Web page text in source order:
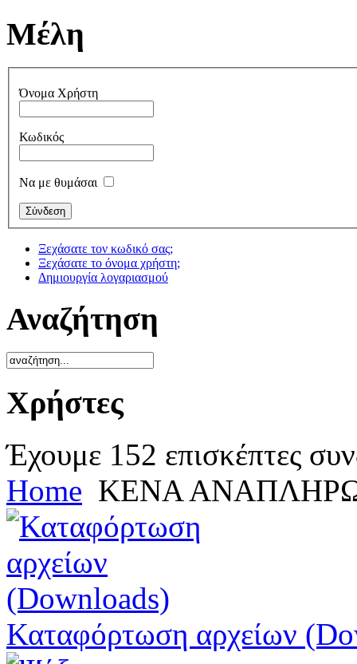
Μέλη
Όνομα Χρήστη
Κωδικός
Να με θυμάσαι
Ξεχάσατε τον κωδικό σας;
Ξεχάσατε το όνομα χρήστη;
Δημιουργία λογαριασμού
Αναζήτηση
Χρήστες
Έχουμε 152 επισκέπτες
Home ΚΕΝΑ
Καταφόρτωση αρχείων